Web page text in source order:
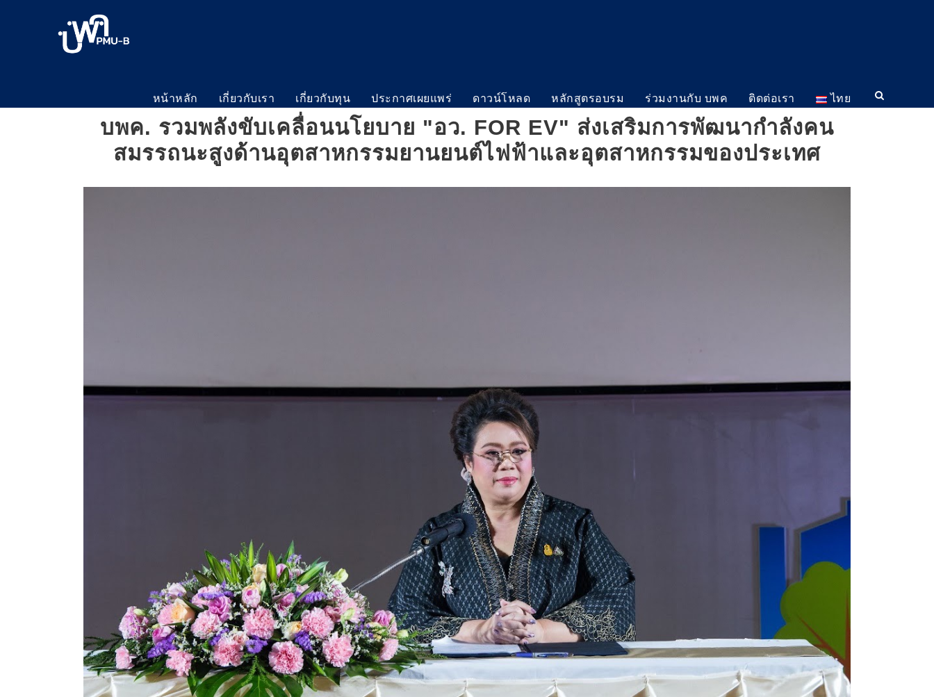
หน้าหลัก เกี่ยวกับเรา เกี่ยวกับทุน ประกาศเผยแพร่ ดาวน์โหลด หลักสูตรอบรม ร่วมงานกับ บพค ติดต่อเรา ไทย
บพค. รวมพลังขับเคลื่อนนโยบาย "อว. FOR EV" ส่งเสริมการพัฒนากำลังคน
สมรรถนะสูงด้านอุตสาหกรรมยานยนต์ไฟฟ้าและอุตสาหกรรมของประเทศ